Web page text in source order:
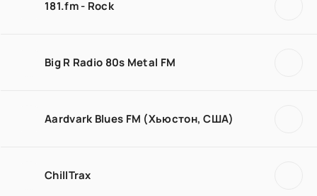
181.fm - Rock
Big R Radio 80s Metal FM
Aardvark Blues FM (Хьюстон, США)
ChillTrax